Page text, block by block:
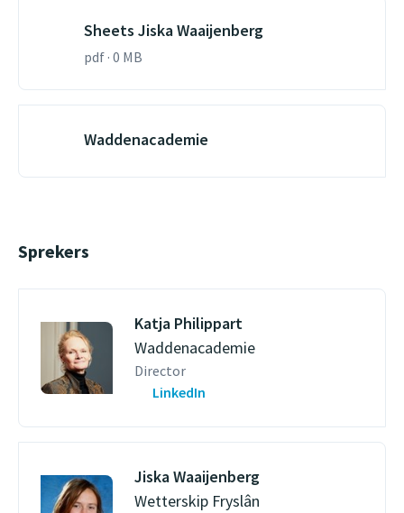
Sheets Jiska Waaijenberg
pdf · 0 MB
Waddenacademie
Sprekers
Katja Philippart
Waddenacademie
Director
LinkedIn
Jiska Waaijenberg
Wetterskip Fryslân